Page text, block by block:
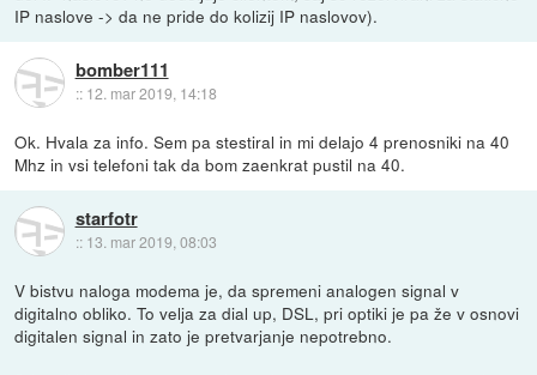
IP naslove -> da ne pride do kolizij IP naslovov).
bomber111
:: 12. mar 2019, 14:18
Ok. Hvala za info. Sem pa stestiral in mi delajo 4 prenosniki na 40
Mhz in vsi telefoni tak da bom zaenkrat pustil na 40.
starfotr
:: 13. mar 2019, 08:03
V bistvu naloga modema je, da spremeni analogen signal v
digitalno obliko. To velja za dial up, DSL, pri optiki je pa že v osnovi
digitalen signal in zato je pretvarjanje nepotrebno.